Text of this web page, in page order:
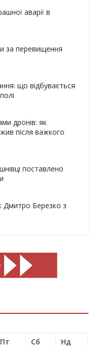
аварії в
за перевищення
що відбувається
дронів: як
після важкого
поставлено
Дмитро Березко з
Пт Сб
Нд